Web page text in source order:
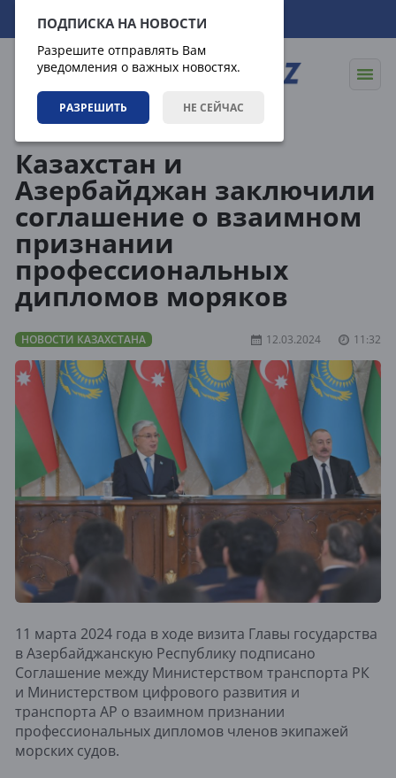
ПОДПИСКА НА НОВОСТИ
Разрешите отправлять Вам
уведомления о важных новостях.
РАЗРЕШИТЬ НЕ СЕЙЧАС
06.08.2026 12:21:57
Казахстан и
Азербайджан заключили
соглашение о взаимном
признании
профессиональных
дипломов моряков
НОВОСТИ КАЗАХСТАНА 12.03.2024 11:32
11 марта 2024 года в ходе визита Главы государства
в Азербайджанскую Республику подписано
Соглашение между Министерством транспорта РК
и Министерством цифрового развития и
транспорта АР о взаимном признании
профессиональных дипломов членов экипажей
морских судов.